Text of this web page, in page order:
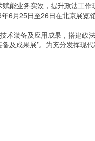
能业务实效，提升政法工
6月25日至26日在北京展览馆
装备及应用成果，搭建政
及成果展”。为充分发挥现